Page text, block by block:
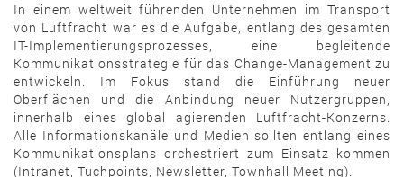
In einem weltweit führenden Unternehmen im Transport
von Luftfracht war es die Aufgabe, entlang des gesamten
IT-Implementierungsprozesses, eine begleitende
Kommunikationsstrategie für das Change-Management zu
entwickeln. Im Fokus stand die Einführung neuer
Oberflächen und die Anbindung neuer Nutzergruppen,
innerhalb eines global agierenden Luftfracht-Konzerns.
Alle Informationskanäle und Medien sollten entlang eines
Kommunikationsplans orchestriert zum Einsatz kommen
(Intranet, Tuchpoints, Newsletter, Townhall Meeting).